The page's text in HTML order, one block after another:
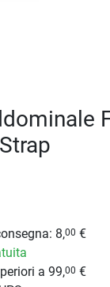
8,00 €
a 99,00 €